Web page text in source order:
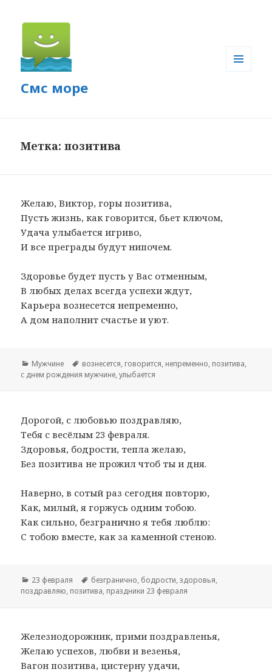
Смс море
Метка: позитива
Желаю, Виктор, горы позитива,
Пусть жизнь, как говорится, бьет ключом,
Удача улыбается игриво,
И все преграды будут нипочем.
Здоровье будет пусть у Вас отменным,
В любых делах всегда успехи ждут,
Карьера вознесется непременно,
А дом наполнит счастье и уют.
Рубрики
Мужчине Метки
вознесется, говорится, непременно, позитива,
с днем рождения мужчине,улыбается
Дорогой, с любовью поздравляю,
Тебя с весёлым 23 февраля.
Здоровья, бодрости, тепла желаю,
Без позитива не прожил чтоб ты и дня.
Наверно, в сотый раз сегодня повторю,
Как, милый, я горжусь одним тобою.
Как сильно, безгранично я тебя люблю:
С тобою вместе, как за каменной стеною.
Рубрики
23 февраля Метки
безгранично, бодрости,здоровья,
поздравляю, позитива, праздники 23 февраля
Железнодорожник, прими поздравленья,
Желаю успехов, любви и везенья,
Вагон позитива, цистерну удачи,